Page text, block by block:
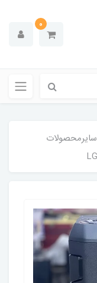
0
سایرمحصولات